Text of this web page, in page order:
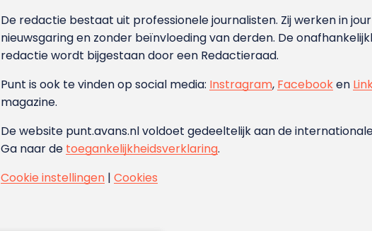
De redactie bestaat uit professionele journalisten. Zij werken in
nieuwsgaring en zonder beïnvloeding van derden. De
redactie wordt bijgestaan door een Redactieraad.
Punt is ook te vinden op social media: Instragram, Facebooken
magazine.
De website punt.avans.nl voldoet gedeeltelijk aan de
Ga naar de toegankelijkheidsverklaring.
Cookie instellingen |Cookies